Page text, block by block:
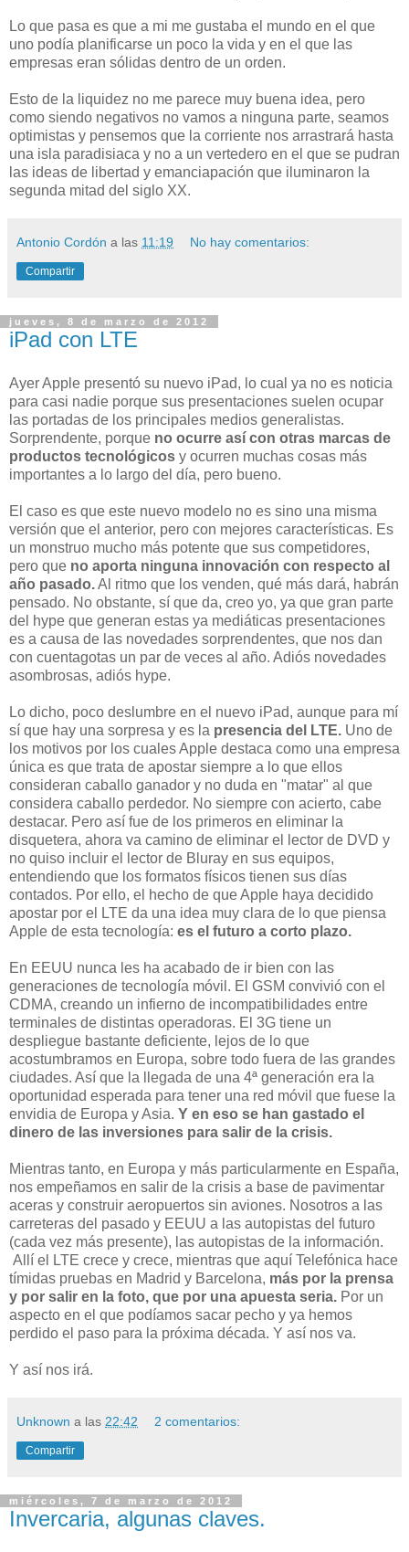
Lo que pasa es que a mi me gustaba el mundo en el que
uno podía planificarse un poco la vida y en el que las
empresas eran sólidas dentro de un orden.
Esto de la liquidez no me parece muy buena idea, pero
como siendo negativos no vamos a ninguna parte, seamos
optimistas y pensemos que la corriente nos arrastrará hasta
una isla paradisiaca y no a un vertedero en el que se pudran
las ideas de libertad y emanciapación que iluminaron la
segunda mitad del siglo XX.
Antonio Cordón a las 11:19 No hay comentarios:
Compartir
jueves, 8 de marzo de 2012
iPad con LTE
Ayer Apple presentó su nuevo iPad, lo cual ya no es noticia
para casi nadie porque sus presentaciones suelen ocupar
las portadas de los principales medios generalistas.
Sorprendente, porque no ocurre así con otras marcas de
productos tecnológicos y ocurren muchas cosas más
importantes a lo largo del día, pero bueno.
El caso es que este nuevo modelo no es sino una misma
versión que el anterior, pero con mejores características. Es
un monstruo mucho más potente que sus competidores,
pero que no aporta ninguna innovación con respecto al
año pasado.Al ritmo que los venden, qué más dará, habrán
pensado. No obstante, sí que da, creo yo, ya que gran parte
del hype que generan estas ya mediáticas presentaciones
es a causa de las novedades sorprendentes, que nos dan
con cuentagotas un par de veces al año. Adiós novedades
asombrosas, adiós hype.
Lo dicho, poco deslumbre en el nuevo iPad, aunque para mí
sí que hay una sorpresa y es la presencia del LTE. Uno de
los motivos por los cuales Apple destaca como una empresa
única es que trata de apostar siempre a lo que ellos
consideran caballo ganador y no duda en "matar" al que
considera caballo perdedor. No siempre con acierto, cabe
destacar. Pero así fue de los primeros en eliminar la
disquetera, ahora va camino de eliminar el lector de DVD y
no quiso incluir el lector de Bluray en sus equipos,
entendiendo que los formatos físicos tienen sus días
contados. Por ello, el hecho de que Apple haya decidido
apostar por el LTE da una idea muy clara de lo que piensa
Apple de esta tecnología: es el futuro a corto plazo.
En EEUU nunca les ha acabado de ir bien con las
generaciones de tecnología móvil. El GSM convivió con el
CDMA, creando un infierno de incompatibilidades entre
terminales de distintas operadoras. El 3G tiene un
despliegue bastante deficiente, lejos de lo que
acostumbramos en Europa, sobre todo fuera de las grandes
ciudades. Así que la llegada de una 4ª generación era la
oportunidad esperada para tener una red móvil que fuese la
envidia de Europa y Asia. Y en eso se han gastado el
dinero de las inversiones para salir de la crisis.
Mientras tanto, en Europa y más particularmente en España,
nos empeñamos en salir de la crisis a base de pavimentar
aceras y construir aeropuertos sin aviones. Nosotros a las
carreteras del pasado y EEUU a las autopistas del futuro
(cada vez más presente), las autopistas de la información.
Allí el LTE crece y crece, mientras que aquí Telefónica hace
tímidas pruebas en Madrid y Barcelona, más por la prensa
y por salir en la foto, que por una apuesta seria. Por un
aspecto en el que podíamos sacar pecho y ya hemos
perdido el paso para la próxima década. Y así nos va.
Y así nos irá.
Unknown a las 22:42 2 comentarios:
Compartir
miércoles, 7 de marzo de 2012
Invercaria, algunas claves.